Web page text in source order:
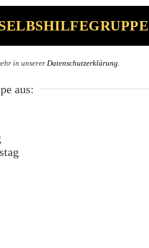
in unsererDatenschutzerklärung.
aus: